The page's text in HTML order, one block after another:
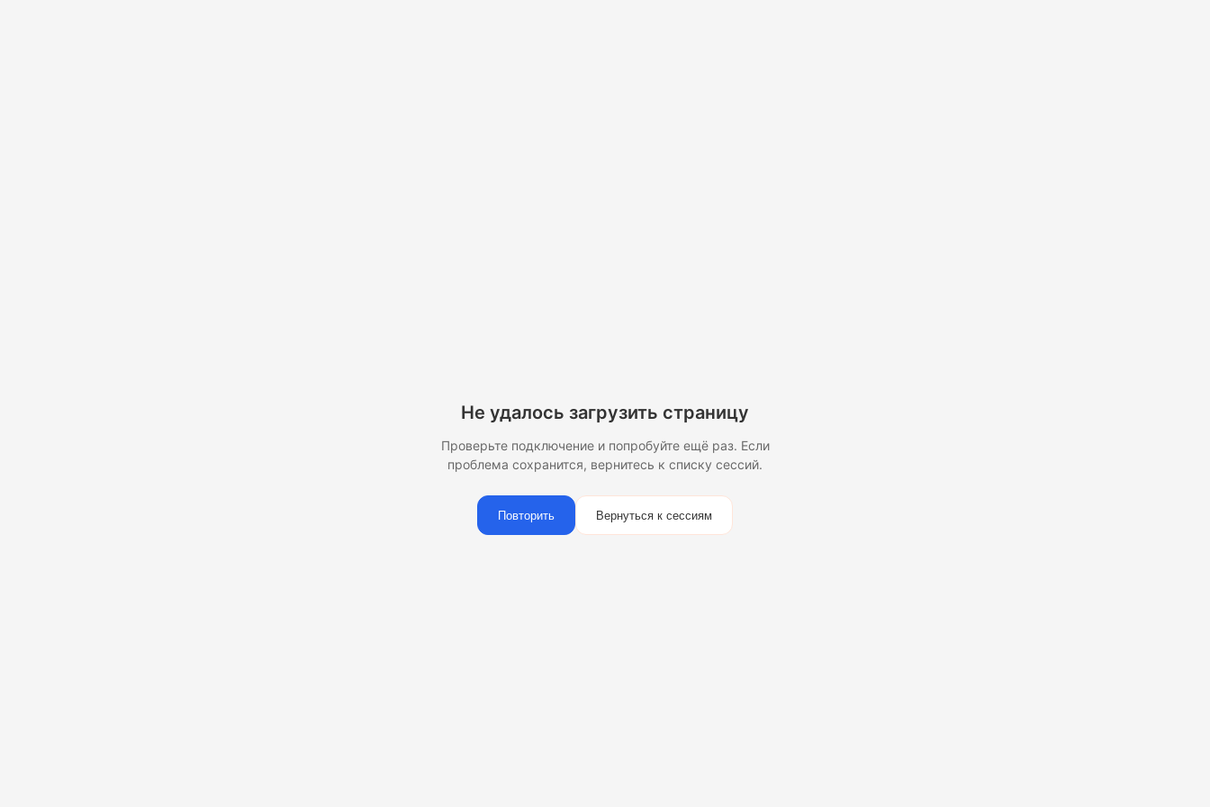
Не удалось загрузить страницу
Проверьте подключение и попробуйте ещё раз. Если
проблема сохранится, вернитесь к списку сессий.
Повторить Вернуться к сессиям